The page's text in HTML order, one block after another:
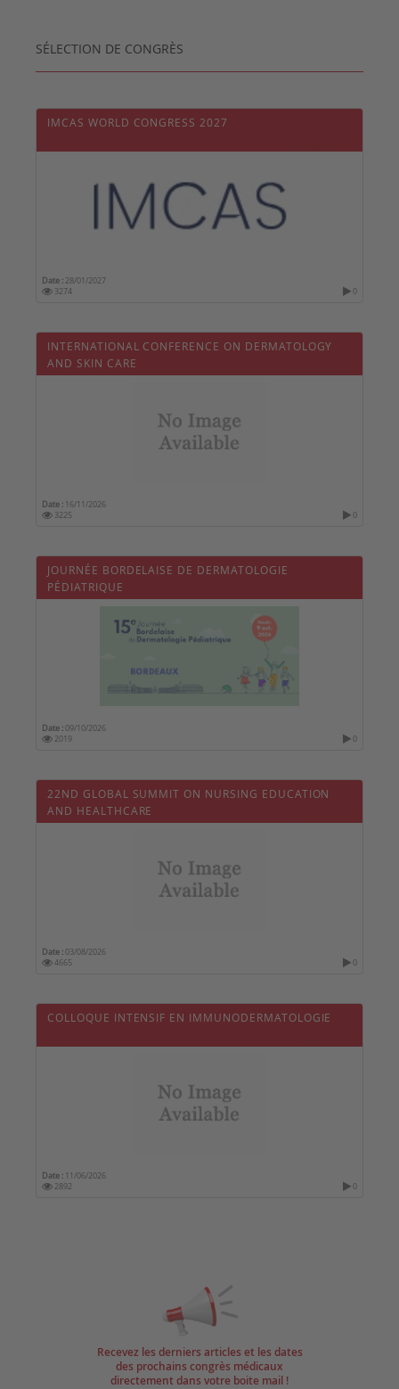
SÉLECTION DE CONGRÈS
IMCAS WORLD CONGRESS 2027
Date : 28/01/2027
3274
0
INTERNATIONAL CONFERENCE ON DERMATOLOGY
AND SKIN CARE
Date : 16/11/2026
3225
0
JOURNÉE BORDELAISE DE DERMATOLOGIE
PÉDIATRIQUE
Date :09/10/2026
2019
0
22ND GLOBAL SUMMIT ON NURSING EDUCATION
AND HEALTHCARE
Date :03/08/2026
4665
0
COLLOQUE INTENSIF EN IMMUNODERMATOLOGIE
Date : 11/06/2026
2892
0
Recevez les derniers articles et les dates
des prochains congrès médicaux
directement dans votre boite mail !